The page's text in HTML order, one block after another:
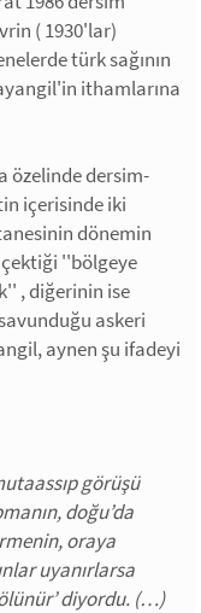
( 1930'lar)
türk sağının
ithamlarına
özelinde dersim-
içerisinde iki
dönemin
çektiği ''bölgeye
, diğerinin ise
askeri
aynen şu ifadeyi
görüşü
doğu’da
oraya
uyanırlarsa
diyordu. (…)